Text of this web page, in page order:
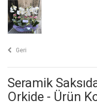
Geri
Seramik
Orkide - Ürün